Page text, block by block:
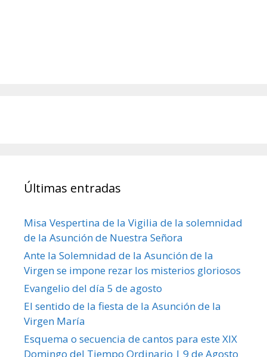
Últimas entradas
Misa Vespertina de la Vigilia de la solemnidad
de la Asunción de Nuestra Señora
Ante la Solemnidad de la Asunción de la
Virgen se impone rezar los misterios gloriosos
Evangelio del día 5 de agosto
El sentido de la fiesta de la Asunción de la
Virgen María
Esquema o secuencia de cantos para este XIX
Domingo del Tiempo Ordinario | 9 de Agosto